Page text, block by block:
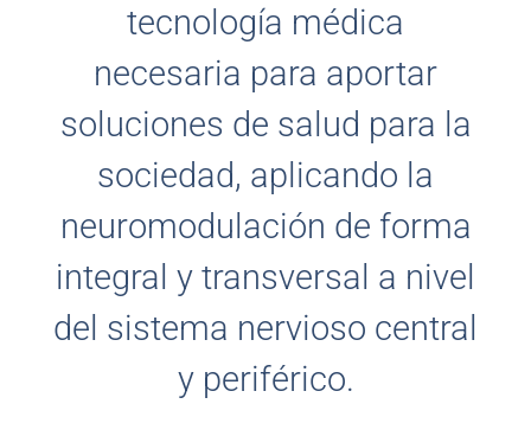
tecnología médica
necesaria para aportar
soluciones de salud para la
sociedad, aplicando la
neuromodulación de forma
integral y transversal a nivel
del sistema nervioso central
y periférico.